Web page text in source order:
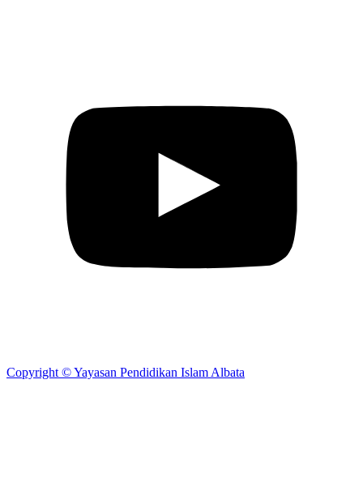
Copyright © Yayasan Pendidikan Islam Albata